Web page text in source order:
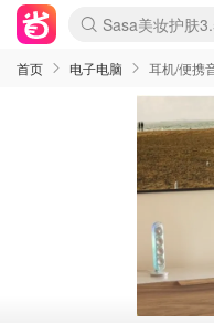
lululemon折扣
Sasa美妆护肤
SSENSE年中
FreshBeauty好
Cettire降价+叠
WWS Coles超市
viagogo二手票
Myer超级周末
The Outnet奢牌
David Jones 3
Flannels大牌1
Perfumes Club
AMIRO面罩
Amazon折扣汇
eToro入金$200
Amazon数码好
ICONIC本周7.5
ThedoubleF高
Moose Knuckles
丝芙兰5折起
EUFY摄像头
Selenichast首饰
Trip机票酒店促
YSL送5件彩妆
Amazon家居好
Amazon美妆护
雅漾大喷$8
过敏原检测盒
伊索独家赠50ml
科颜氏高保湿面
SEALIFE海洋馆
丝塔芙大白罐
订阅Newsletter
Cult Beauty 6.8
Harrods圣诞日
LN-CC奢牌私促
d'Alba空姐喷雾
EVE LOM套装
Bernardelli独家
Adore Beauty 6
CT圣诞日历
Mytheresa奢品
Luxury Escapes
Currentbody美
MOON Garden
Roborock扫地机
Tingo Life水杯
Valentino官网5
CR洗护套装$23
修丽可4件套
Myer彩妆2件7
GANNI官网4.5
Stylevana韩妆
Tessabit高奢
OGX洗发水$11
Amazon阿德莱
卡诗8.5折+赠礼
Philips Hue灯具
首页 电子电脑 耳机/便携